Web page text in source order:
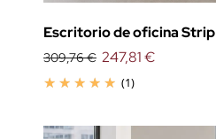
Escritorio de oficina Strip
309,76 €
(1)
247,81 €